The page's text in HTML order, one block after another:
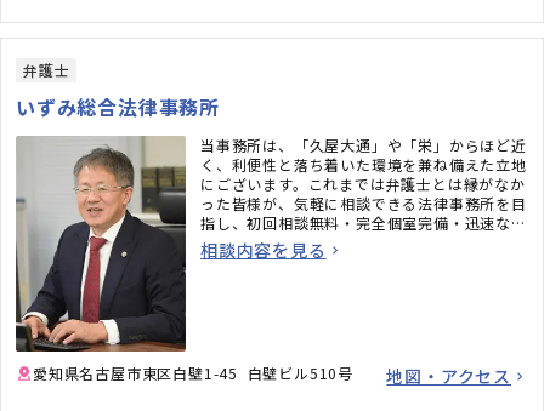
弁護士
いずみ総合法律事務所
当事務所は、「久屋大通」や「栄」からほど近
く、利便性と落ち着いた環境を兼ね備えた立地
にございます。これまでは弁護士とは縁がなか
った皆様が、気軽に相談できる法律事務所を目
指し、初回相談無料・完全個室完備・迅速なメ
ール対応など、相談しやすい環境も整えていま
す。「弁護士に相談するべきかわからない」と
相談内容を見る
愛知県名古屋市東区白壁1-45 白壁ビル510号 地図・アクセス